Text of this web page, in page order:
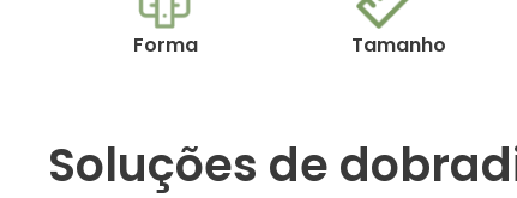
Forma Tamanho
Soluções de